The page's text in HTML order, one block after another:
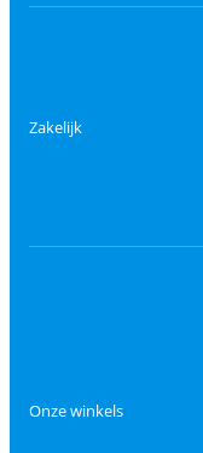
Zakelijk
Onze winkels